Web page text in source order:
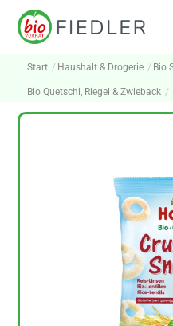
Skip
Start Haushalt & Drogerie Bio
Bio Quetschi, Riegel & Zwieback